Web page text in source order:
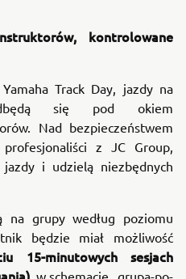
kontrolowane
Track Day, jazdy na
się pod okiem
Nad bezpieczeństwem
z JC Group,
i udzielą niezbędnych
na grupy według poziomu
będzie miał możliwość
15-minutowych sesjach
, w schemacie „grupa-po-